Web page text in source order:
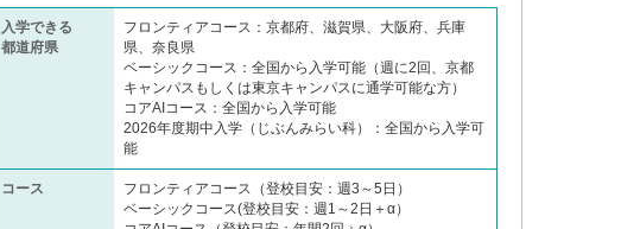
入学できる
都道府県
フロンティアコース：京都府、滋賀県、大阪府、兵庫
県、奈良県
ベーシックコース：全国から入学可能（週に2回、京都
キャンパスもしくは東京キャンパスに通学可能な方）
コアAIコース：全国から入学可能
2026年度期中入学（じぶんみらい科）：全国から入学可
能
コース
フロンティアコース（登校目安：週3～5日）
ベーシックコース(登校目安：週1～2日＋α）